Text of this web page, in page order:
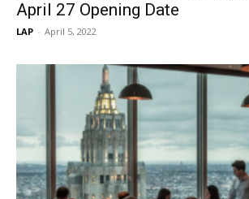
April 27 Opening Date
LAP - April 5, 2022